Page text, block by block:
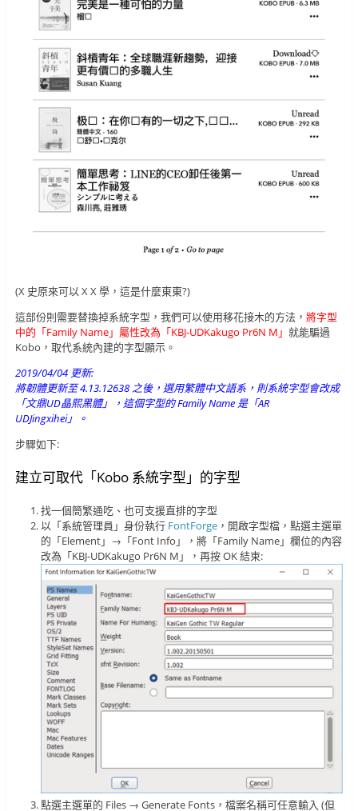
(X 史原來可以 X X 學，這是什麼東東?)
這部份則需要替換掉系統字型，我們可以使用移花接木的方法， 將字型
中的「Family Name」屬性改為「KBJ-UDKakugo Pr6N M」 就能騙過
Kobo，取代系統內建的字型顯示。
2019/04/04 更新:
將韌體更新至 4.13.12638 之後，選用繁體中文語系，則系統字型會改成
「文鼎UD晶熙黑體」，這個字型的 Family Name 是「AR
UDJingxihei」。
步驟如下:
建立可取代「Kobo 系統字型」的字型
找一個簡繁通吃、也可支援直排的字型
以「系統管理員」身份執行 FontForge ，開啟字型檔，點選主選單
的「Element」→「Font Info」，將「Family Name」欄位的內容
改為「KBJ-UDKakugo Pr6N M」，再按 OK 結束:
點選主選單的 Files → Generate Fonts，檔案名稱可任意輸入 (但